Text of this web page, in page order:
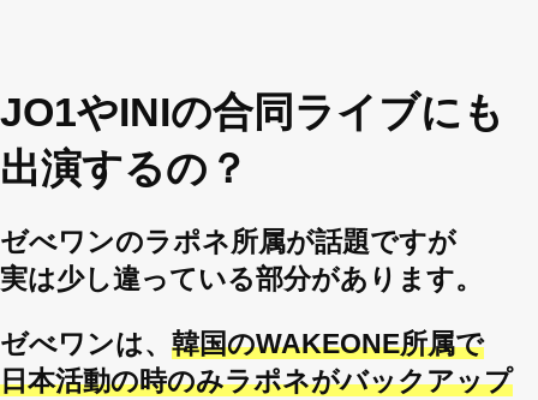
JO1やINIの合同ライブにも
出演するの？
ゼべワンのラポネ所属が話題ですが
実は少し違っている部分があります。
ゼべワンは、 韓国のWAKEONE所属で
日本活動の時のみラポネがバックアップ